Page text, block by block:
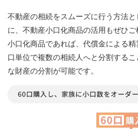
不動産の相続をスムーズに行う方法
に、不動産小口化商品の活用もぜひ
小口化商品であれば、代償金による
口単位で複数の相続人へと分割する
な財産の分割が可能です。